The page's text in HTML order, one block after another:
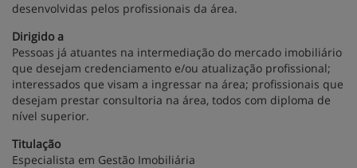
desenvolvidas pelos profissionais da área.
Dirigido a
Pessoas já atuantes na intermediação do mercado imobiliário
que desejam credenciamento e/ou atualização profissional;
interessados que visam a ingressar na área; profissionais que
desejam prestar consultoria na área, todos com diploma de
nível superior.
Titulação
Especialista em Gestão Imobiliária